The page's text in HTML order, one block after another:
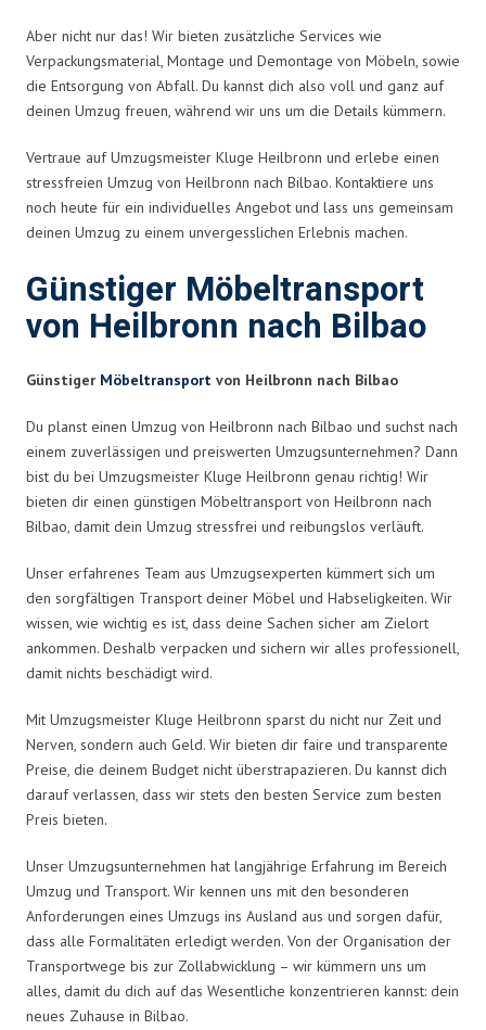
Aber nicht nur das! Wir bieten zusätzliche Services wie
Verpackungsmaterial, Montage und Demontage von Möbeln, sowie
die Entsorgung von Abfall. Du kannst dich also voll und ganz auf
deinen Umzug freuen, während wir uns um die Details kümmern.
Vertraue auf Umzugsmeister Kluge Heilbronn und erlebe einen
stressfreien Umzug von Heilbronn nach Bilbao. Kontaktiere uns
noch heute für ein individuelles Angebot und lass uns gemeinsam
deinen Umzug zu einem unvergesslichen Erlebnis machen.
Günstiger Möbeltransport
von Heilbronn nach Bilbao
Günstiger Möbeltransport von Heilbronn nach Bilbao
Du planst einen Umzug von Heilbronn nach Bilbao und suchst nach
einem zuverlässigen und preiswerten Umzugsunternehmen? Dann
bist du bei Umzugsmeister Kluge Heilbronn genau richtig! Wir
bieten dir einen günstigen Möbeltransport von Heilbronn nach
Bilbao, damit dein Umzug stressfrei und reibungslos verläuft.
Unser erfahrenes Team aus Umzugsexperten kümmert sich um
den sorgfältigen Transport deiner Möbel und Habseligkeiten. Wir
wissen, wie wichtig es ist, dass deine Sachen sicher am Zielort
ankommen. Deshalb verpacken und sichern wir alles professionell,
damit nichts beschädigt wird.
Mit Umzugsmeister Kluge Heilbronn sparst du nicht nur Zeit und
Nerven, sondern auch Geld. Wir bieten dir faire und transparente
Preise, die deinem Budget nicht überstrapazieren. Du kannst dich
darauf verlassen, dass wir stets den besten Service zum besten
Preis bieten.
Unser Umzugsunternehmen hat langjährige Erfahrung im Bereich
Umzug und Transport. Wir kennen uns mit den besonderen
Anforderungen eines Umzugs ins Ausland aus und sorgen dafür,
dass alle Formalitäten erledigt werden. Von der Organisation der
Transportwege bis zur Zollabwicklung – wir kümmern uns um
alles, damit du dich auf das Wesentliche konzentrieren kannst: dein
neues Zuhause in Bilbao.